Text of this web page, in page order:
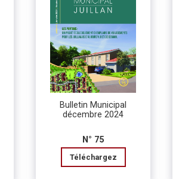
Bulletin Municipal
décembre 2024
N° 75
Téléchargez